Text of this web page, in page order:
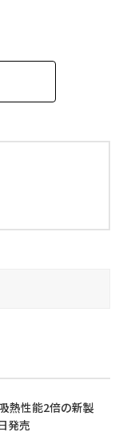
熱性能2倍の新製
発売